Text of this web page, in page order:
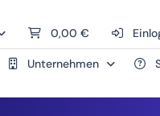
0,00 €
Unternehmen